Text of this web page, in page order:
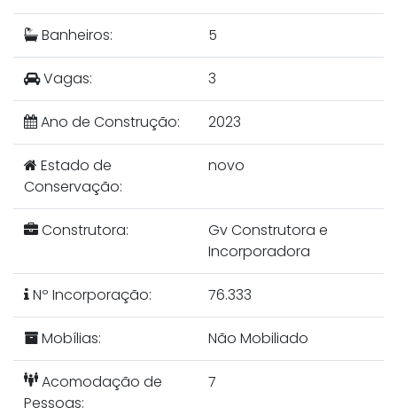
Banheiros: 5
Vagas: 3
Ano de Construção: 2023
Estado de
Conservação:
novo
Construtora:
Gv Construtora e
Incorporadora
Nº Incorporação: 76.333
Mobílias: Não Mobiliado
Acomodação de
Pessoas:
7